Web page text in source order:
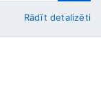
Rādīt detalizēti